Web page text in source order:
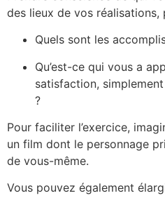
des lieux de vos réalisations,
Quels sont les
Qu’est-ce qui vous a
satisfaction,
?
Pour faciliter l’exercice,
un film dont le personnage
de vous-même.
Vous pouvez également